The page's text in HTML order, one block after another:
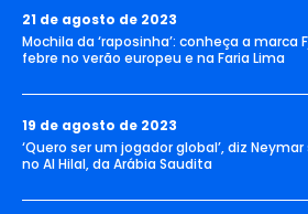
21 de agosto de 2023
Mochila da ‘raposinha’: conheça a marca
febre no verão europeu e na Faria Lima
19 de agosto de 2023
‘Quero ser um jogador global’, diz
no Al Hilal, da Arábia Saudita